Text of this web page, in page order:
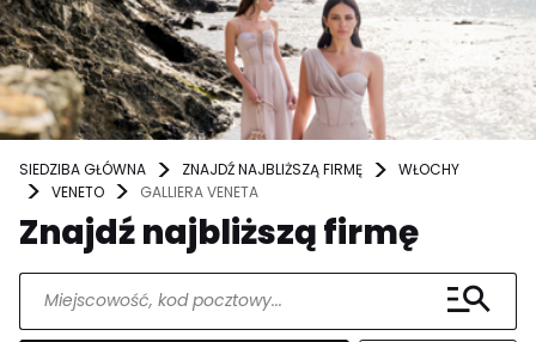
SIEDZIBA GŁÓWNA ZNAJDŹ NAJBLIŻSZĄ FIRMĘ
WŁOCHY
VENETO
GALLIERA VENETA
Znajdź najbliższą firmę